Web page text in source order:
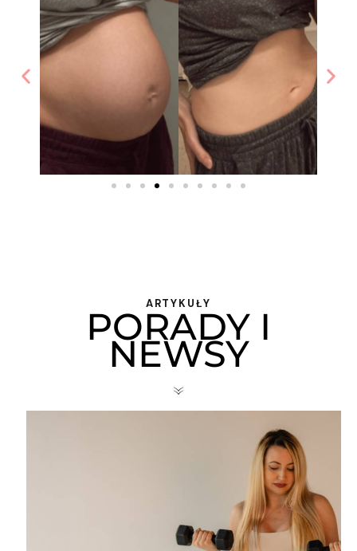
ARTYKUŁY
PORADY I
NEWSY
«